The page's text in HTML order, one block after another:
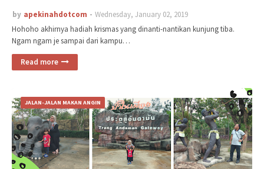
by apekinahdotcom
Wednesday, January 02, 2019
Hohoho akhirnya hadiah krismas yang dinanti-nantikan kunjung tiba.
Ngam ngam je sampai dari kampu…
Read more
JALAN-JALAN MAKAN ANGIN